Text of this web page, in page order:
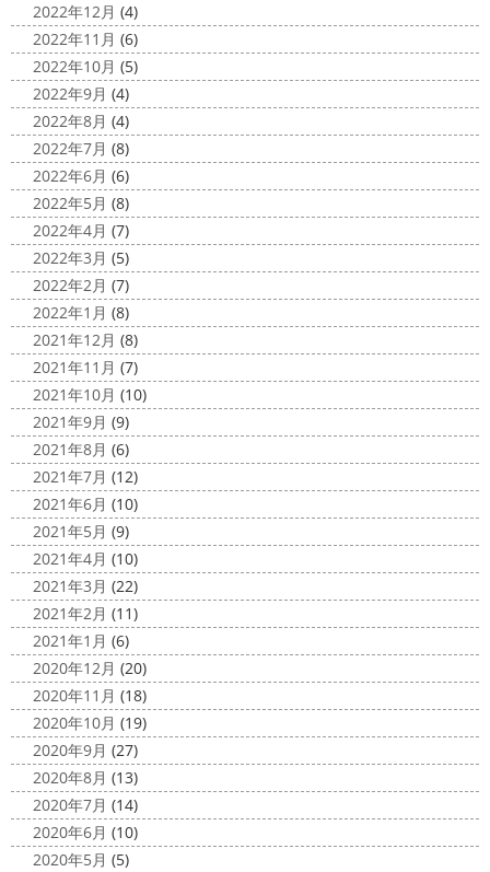
ウェット完成
＊湘南の外壁塗装専
門店＊
こんにちは!! 今週も１週間始まりました
が、明日は祝日です
今日も１日頑張りましょう
さて
さて、先日のブログで書いた、小倉氏のオーダーしたウェ
ットが完成しました
ゃんも一緒にパチリ
2022年12月 (4)
2022年11月 (6)
2022年10月 (5)
2022年9月 (4)
2022年8月 (4)
2022年7月 (8)
2022年6月 (6)
2022年5月 (8)
2022年4月 (7)
2022年3月 (5)
2022年2月 (7)
2022年1月 (8)
2021年12月 (8)
2021年11月 (7)
2021年10月 (10)
2021年9月 (9)
2021年8月 (6)
2021年7月 (12)
2021年6月 (10)
2021年5月 (9)
2021年4月 (10)
2021年3月 (22)
2021年2月 (11)
2021年1月 (6)
2020年12月 (20)
2020年11月 (18)
2020年10月 (19)
2020年9月 (27)
2020年8月 (13)
2020年7月 (14)
2020年6月 (10)
2020年5月 (5)